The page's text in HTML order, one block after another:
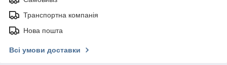
Транспортна компанія
Нова пошта
Всі умови доставки